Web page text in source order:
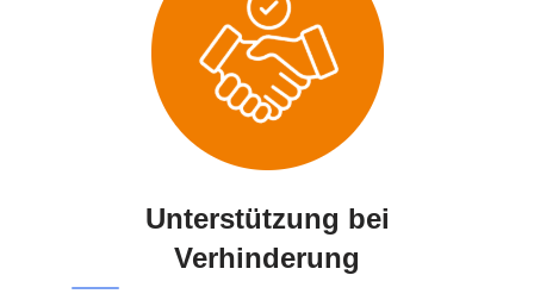
Unterstützung bei
Verhinderung